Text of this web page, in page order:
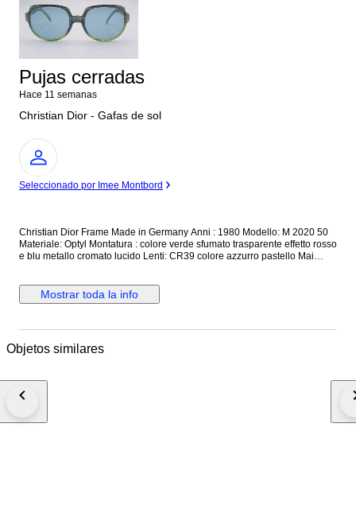
Pujas cerradas
Hace 11 semanas
Christian Dior - Gafas de sol
Experto
Seleccionado por Imee Montbord
Christian Dior Frame Made in Germany Anni : 1980 Modello: M 2020 50
Materiale: Optyl Montatura : colore verde sfumato trasparente effetto rosso
e blu metallo cromato lucido Lenti: CR39 colore azzurro pastello Mai
Asta: 130 mm
Mostrar toda la info
Objetos similares